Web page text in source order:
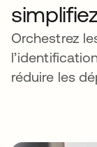
Orchestrez
réduire les